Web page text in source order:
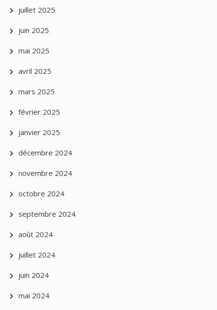
juillet 2025
juin 2025
mai 2025
avril 2025
mars 2025
février 2025
janvier 2025
décembre 2024
novembre 2024
octobre 2024
septembre 2024
août 2024
juillet 2024
juin 2024
mai 2024